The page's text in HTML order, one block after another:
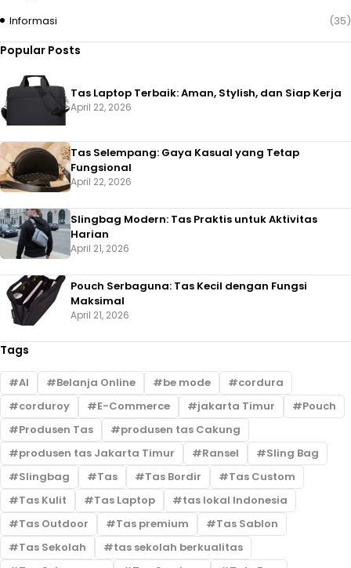
Informasi (35)
Popular Posts
Tas Laptop Terbaik: Aman, Stylish, dan Siap Kerja
April 22, 2026
Tas Selempang: Gaya Kasual yang Tetap
Fungsional
April 22, 2026
Slingbag Modern: Tas Praktis untuk Aktivitas
Harian
April 21, 2026
Pouch Serbaguna: Tas Kecil dengan Fungsi
Maksimal
April 21, 2026
Tags
AI Belanja Online be mode
cordura
corduroy
E-Commerce jakarta Timur
Pouch
Produsen Tas
produsen tas Cakung
produsen tas Jakarta Timur
Ransel
Sling Bag
Slingbag
Tas Tas Bordir
Tas Custom
Tas Kulit
Tas Laptop
tas lokal Indonesia
Tas Outdoor
Tas premium
Tas Sablon
Tas Sekolah
tas sekolah berkualitas